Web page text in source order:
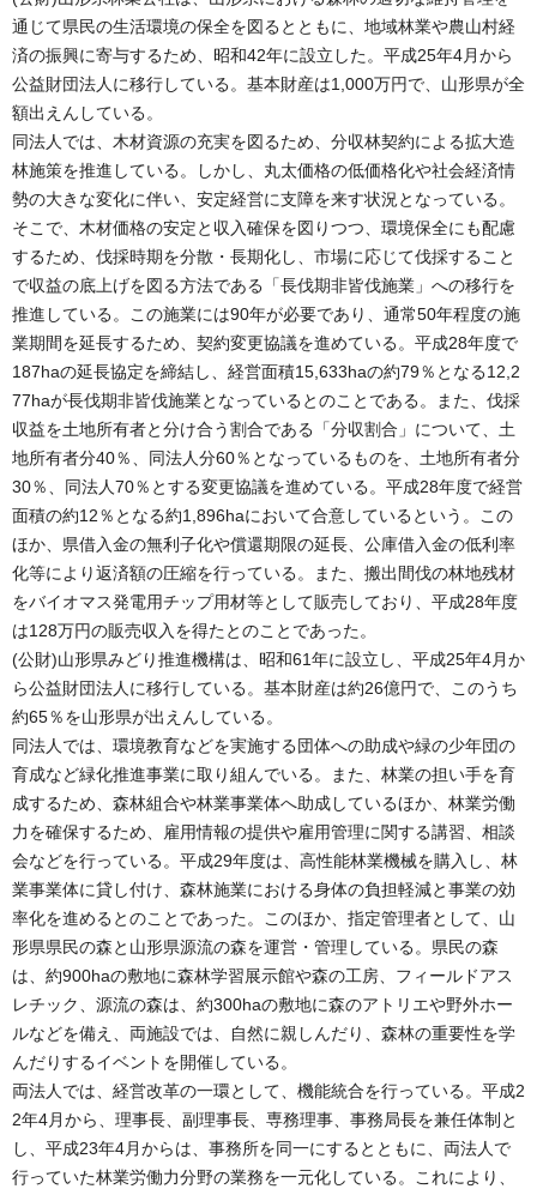
通じて県民の生活環境の保全を図るとともに、地域林業や農山村経
済の振興に寄与するため、昭和42年に設立した。平成25年4月から
公益財団法人に移行している。基本財産は1,000万円で、山形県が全
額出えんしている。
同法人では、木材資源の充実を図るため、分収林契約による拡大造
林施策を推進している。しかし、丸太価格の低価格化や社会経済情
勢の大きな変化に伴い、安定経営に支障を来す状況となっている。
そこで、木材価格の安定と収入確保を図りつつ、環境保全にも配慮
するため、伐採時期を分散・長期化し、市場に応じて伐採すること
で収益の底上げを図る方法である「長伐期非皆伐施業」への移行を
推進している。この施業には90年が必要であり、通常50年程度の施
業期間を延長するため、契約変更協議を進めている。平成28年度で
187haの延長協定を締結し、経営面積15,633haの約79％となる12,2
77haが長伐期非皆伐施業となっているとのことである。また、伐採
収益を土地所有者と分け合う割合である「分収割合」について、土
地所有者分40％、同法人分60％となっているものを、土地所有者分
30％、同法人70％とする変更協議を進めている。平成28年度で経営
面積の約12％となる約1,896haにおいて合意しているという。この
ほか、県借入金の無利子化や償還期限の延長、公庫借入金の低利率
化等により返済額の圧縮を行っている。また、搬出間伐の林地残材
をバイオマス発電用チップ用材等として販売しており、平成28年度
は128万円の販売収入を得たとのことであった。
(公財)山形県みどり推進機構は、昭和61年に設立し、平成25年4月か
ら公益財団法人に移行している。基本財産は約26億円で、このうち
約65％を山形県が出えんしている。
同法人では、環境教育などを実施する団体への助成や緑の少年団の
育成など緑化推進事業に取り組んでいる。また、林業の担い手を育
成するため、森林組合や林業事業体へ助成しているほか、林業労働
力を確保するため、雇用情報の提供や雇用管理に関する講習、相談
会などを行っている。平成29年度は、高性能林業機械を購入し、林
業事業体に貸し付け、森林施業における身体の負担軽減と事業の効
率化を進めるとのことであった。このほか、指定管理者として、山
形県県民の森と山形県源流の森を運営・管理している。県民の森
は、約900haの敷地に森林学習展示館や森の工房、フィールドアス
レチック、源流の森は、約300haの敷地に森のアトリエや野外ホー
ルなどを備え、両施設では、自然に親しんだり、森林の重要性を学
んだりするイベントを開催している。
両法人では、経営改革の一環として、機能統合を行っている。平成2
2年4月から、理事長、副理事長、専務理事、事務局長を兼任体制と
し、平成23年4月からは、事務所を同一にするとともに、両法人で
行っていた林業労働力分野の業務を一元化している。これにより、